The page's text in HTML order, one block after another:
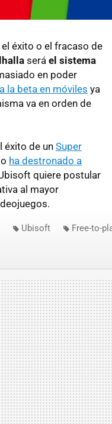
éxito o el fracaso de
será el sistema
en poder
la beta en móviles ya
va en orden de
éxito de un Super
ha destronado a
quiere postular
al mayor
Ubisoft Free-to-